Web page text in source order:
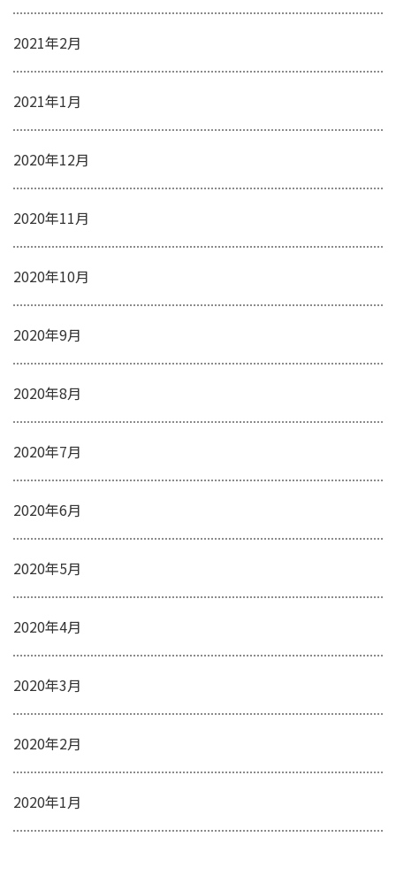
2021年2月
2021年1月
2020年12月
2020年11月
2020年10月
2020年9月
2020年8月
2020年7月
2020年6月
2020年5月
2020年4月
2020年3月
2020年2月
2020年1月